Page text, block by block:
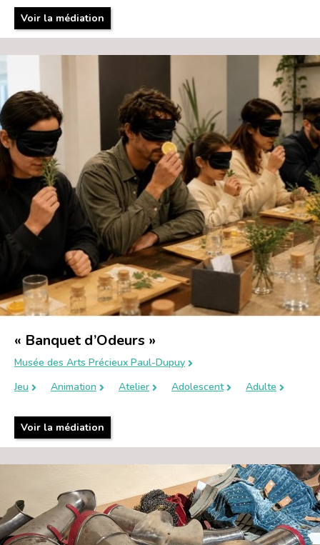
Voir la médiation
« Banquet d’Odeurs »
Musée des Arts Précieux Paul-Dupuy
Jeu
Animation Atelier Adolescent Adulte
Voir la médiation